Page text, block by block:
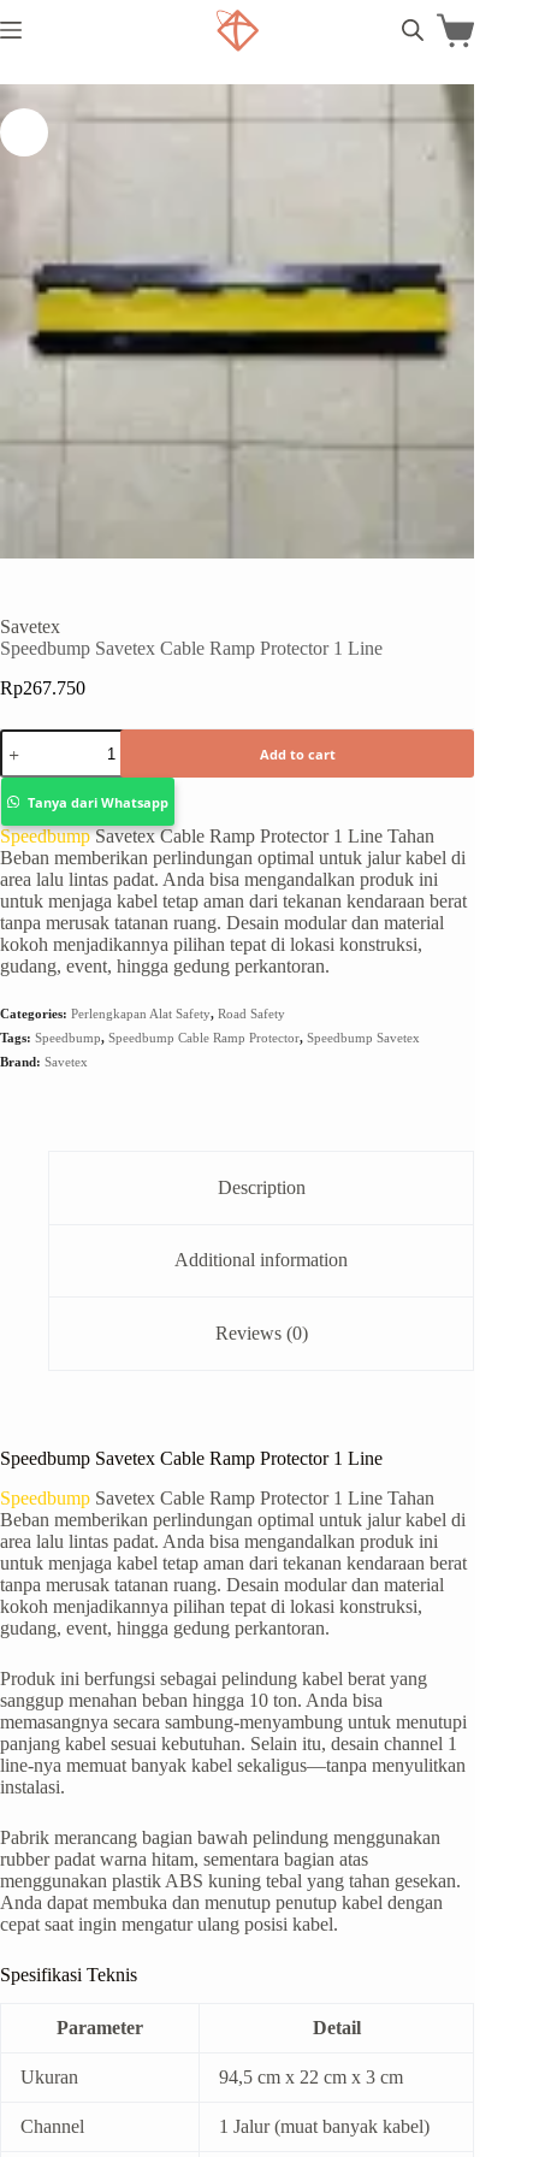
Savetex
Speedbump Savetex Cable Ramp Protector 1 Line
Rp267.750
Add to cart
Tanya dari Whatsapp
SpeedbumpSavetex Cable Ramp Protector 1 Line Tahan
Beban memberikan perlindungan optimal untuk jalur kabel di
area lalu lintas padat. Anda bisa mengandalkan produk ini
untuk menjaga kabel tetap aman dari tekanan kendaraan berat
tanpa merusak tatanan ruang. Desain modular dan material
kokoh menjadikannya pilihan tepat di lokasi konstruksi,
gudang, event, hingga gedung perkantoran.
Categories: Perlengkapan Alat Safety, Road Safety
Tags: Speedbump, Speedbump Cable Ramp Protector, Speedbump Savetex
Brand: Savetex
Description
Additional information
Reviews (0)
Speedbump Savetex Cable Ramp Protector 1 Line
Speedbump Savetex Cable Ramp Protector 1 Line Tahan
Beban memberikan perlindungan optimal untuk jalur kabel di
area lalu lintas padat. Anda bisa mengandalkan produk ini
untuk menjaga kabel tetap aman dari tekanan kendaraan berat
tanpa merusak tatanan ruang. Desain modular dan material
kokoh menjadikannya pilihan tepat di lokasi konstruksi,
gudang, event, hingga gedung perkantoran.
Produk ini berfungsi sebagai pelindung kabel berat yang
sanggup menahan beban hingga 10 ton. Anda bisa
memasangnya secara sambung-menyambung untuk menutupi
panjang kabel sesuai kebutuhan. Selain itu, desain channel 1
line-nya memuat banyak kabel sekaligus—tanpa menyulitkan
instalasi.
Pabrik merancang bagian bawah pelindung menggunakan
rubber padat warna hitam, sementara bagian atas
menggunakan plastik ABS kuning tebal yang tahan gesekan.
Anda dapat membuka dan menutup penutup kabel dengan
cepat saat ingin mengatur ulang posisi kabel.
Spesifikasi Teknis
Parameter Detail
Ukuran 94,5 cm x 22 cm x 3 cm
Channel 1 Jalur (muat banyak kabel)